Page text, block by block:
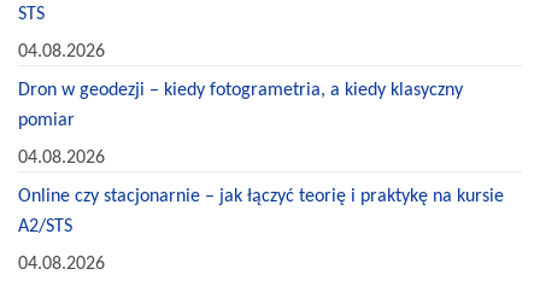
STS
04.08.2026
Dron w geodezji – kiedy fotogrametria, a kiedy klasyczny
pomiar
04.08.2026
Online czy stacjonarnie – jak łączyć teorię i praktykę na kursie
A2/STS
04.08.2026